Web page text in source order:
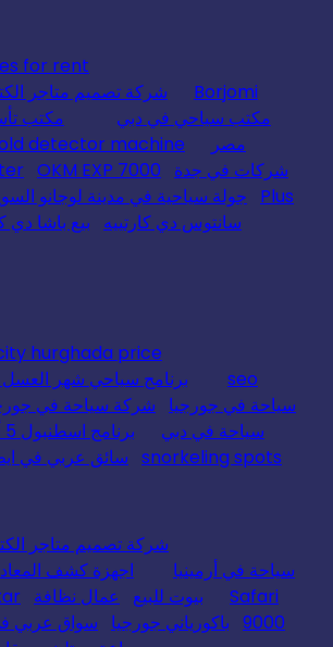
for rent
Borjomi
شركة تصميم متاجر
مكتب سياحي في دبي
مكتب
مصر
detector machine
شركات في جدة
OKM EXP 7000
Plus
جولة سياحية في مدينة لوجانو
سانتوس دي كارتييه
بيع باشا دي
hurghada price
seo
برنامج سياحي شهر العسل
سياحة في جورجيا
شركة سياحة في
سياحة في دبي
برنامج اسطنبول 5 أيام
snorkeling spots سائق عربي في
شركة تصميم متاجر
سياحة في أرمينيا
اجهزة كشف
Safari
بيوت للبيع عمال نظافة
9000 باكورياني جورجيا سواق عربي